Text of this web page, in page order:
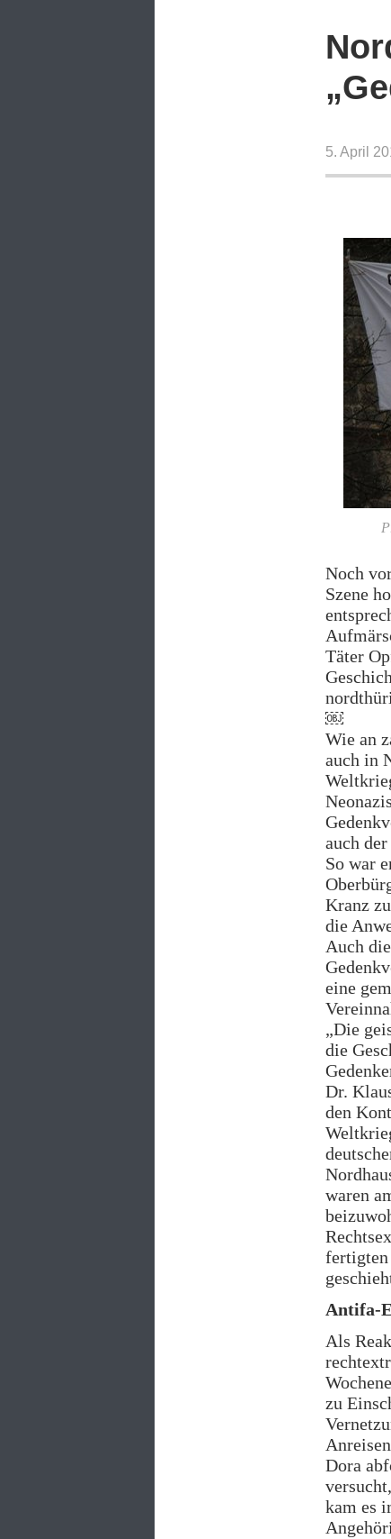
5. April
Noch
Szene
Täter
￼
Wie an
auch in
auch
So war
Kranz
die
Auch
eine
„Die
die
Dr.
den
waren
fertigten
Antifa-
Als
zu
Dora
kam es